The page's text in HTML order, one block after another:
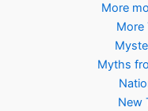
More
More
Myths
New